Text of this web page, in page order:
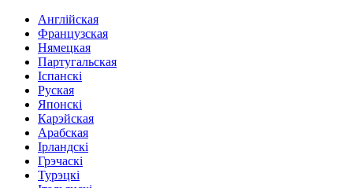
Англійская
Французская
Нямецкая
Партугальская
Іспанскі
Руская
Японскі
Карэйская
Арабская
Ірландскі
Грэчаскі
Турэцкі